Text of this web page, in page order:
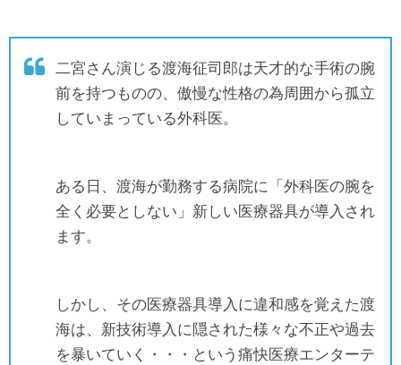
二宮さん演じる渡海征司郎は天才的な手術の腕
前を持つものの、傲慢な性格の為周囲から孤立
していまっている外科医。
ある日、渡海が勤務する病院に「外科医の腕を
全く必要としない」新しい医療器具が導入され
ます。
しかし、その医療器具導入に違和感を覚えた渡
海は、新技術導入に隠された様々な不正や過去
を暴いていく・・・という痛快医療エンターテ